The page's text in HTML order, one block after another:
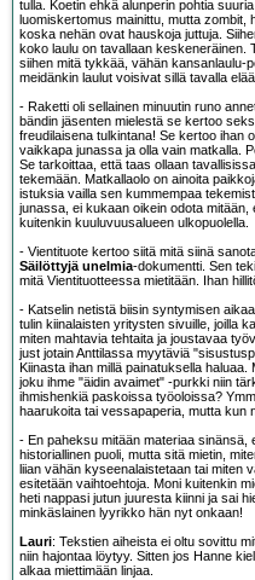
tulla. Koetin ehkä alunperin pohtia
luomiskertomus mainittu, mutta
koska nehän ovat hauskoja juttuja.
koko laulu on tavallaan keskeneräinen.
siihen mitä tykkää, vähän kansanlaulu-
meidänkin laulut voisivat sillä tavalla
- Raketti oli sellainen minuutin runo
bändin jäsenten mielestä se kertoo
freudilaisena tulkintana! Se kertoo ihan
vaikkapa junassa ja olla vain matkalla.
Se tarkoittaa, että taas ollaan
tekemään. Matkallaolo on ainoita
istuksia vailla sen kummempaa
junassa, ei kukaan oikein odota
kuitenkin kuuluvuusalueen ulkopuolella.
- Vientituote kertoo siitä mitä siinä
Säilöttyjä unelmia-dokumentti. Sen
mitä Vientituotteessa mietitään. Ihan
- Katselin netistä biisin syntymisen
tulin kiinalaisten yritysten sivuille, joilla
miten mahtavia tehtaita ja joustavaa
just jotain Anttilassa myytäviä
Kiinasta ihan millä painatuksella
joku ihme "äidin avaimet" -purkki niin
ihmishenkiä paskoissa työoloissa?
haarukoita tai vessapaperia, mutta kun
- En paheksu mitään materiaa sinänsä,
historiallinen puoli, mutta sitä mietin,
liian vähän kyseenalaistetaan tai miten
esitetään vaihtoehtoja. Moni kuitenkin
heti nappasi jutun juuresta kiinni ja sai
minkäslainen lyyrikko hän nyt onkaan!
Lauri: Tekstien aiheista ei oltu sovittu
niin hajontaa löytyy. Sitten jos Hanne
alkaa miettimään linjaa.